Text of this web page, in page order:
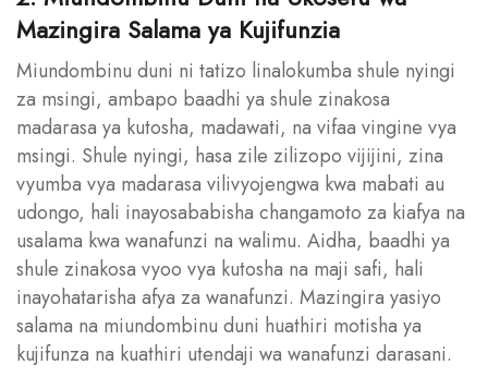
Mazingira Salama ya Kujifunzia
Miundombinu duni ni tatizo linalokumba shule nyingi
za msingi, ambapo baadhi ya shule zinakosa
madarasa ya kutosha, madawati, na vifaa vingine vya
msingi. Shule nyingi, hasa zile zilizopo vijijini, zina
vyumba vya madarasa vilivyojengwa kwa mabati au
udongo, hali inayosababisha changamoto za kiafya na
usalama kwa wanafunzi na walimu. Aidha, baadhi ya
shule zinakosa vyoo vya kutosha na maji safi, hali
inayohatarisha afya za wanafunzi. Mazingira yasiyo
salama na miundombinu duni huathiri motisha ya
kujifunza na kuathiri utendaji wa wanafunzi darasani.